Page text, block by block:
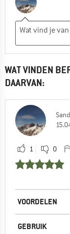
WAT VINDEN
DAARVAN:
1 0
VOORDELEN
GEBRUIK